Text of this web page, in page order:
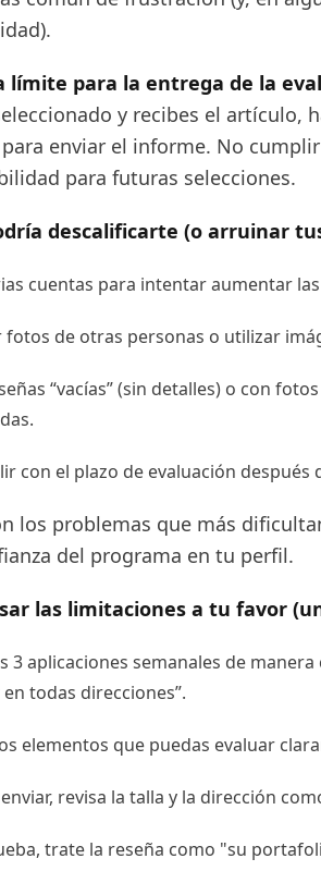
límite para la entrega de la
y recibes el artículo,
enviar el informe. No
para futuras selecciones.
descalificarte (o arruinar
cuentas para intentar aumentar
fotos de otras personas o utilizar
“vacías” (sin detalles) o con
con el plazo de evaluación después
los problemas que más
del programa en tu perfil.
las limitaciones a tu favor
3 aplicaciones semanales de
todas direcciones”.
elementos que puedas evaluar
revisa la talla y la dirección
trate la reseña como "su